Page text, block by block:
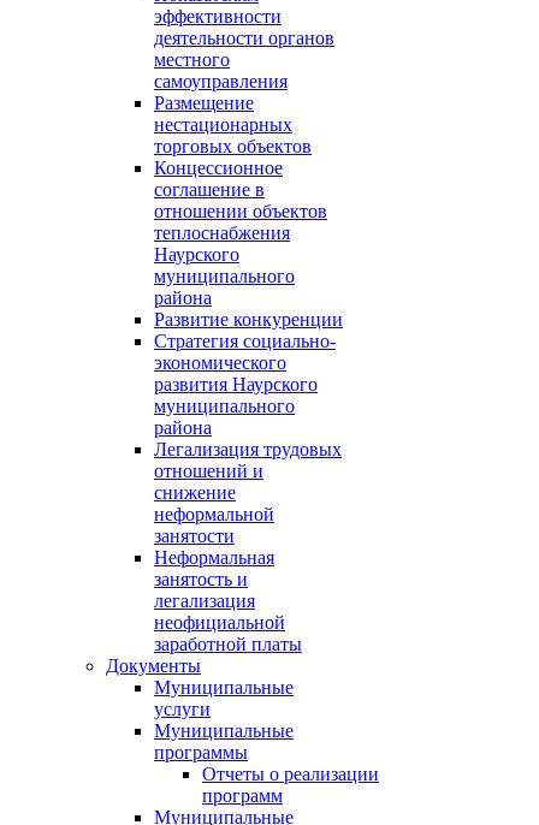
эффективности
деятельности органов
местного
самоуправления
Размещение
нестационарных
торговых объектов
Концессионное
соглашение в
отношении объектов
теплоснабжения
Наурского
муниципального
района
Развитие конкуренции
Стратегия социально-
экономического
развития Наурского
муниципального
района
Легализация трудовых
отношений и
снижение
неформальной
занятости
Неформальная
занятость и
легализация
неофициальной
заработной платы
Документы
Муниципальные
услуги
Муниципальные
программы
Отчеты о реализации
программ
Муниципальные